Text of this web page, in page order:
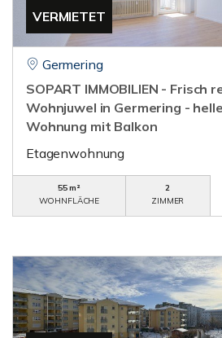
VERMIETET
Germering
SOPART IMMOBILIEN - Frisch
Wohnjuwel in Germering -
Wohnung mit Balkon
Etagenwohnung
55 m²
WOHNFLÄCHE
2
ZIMMER